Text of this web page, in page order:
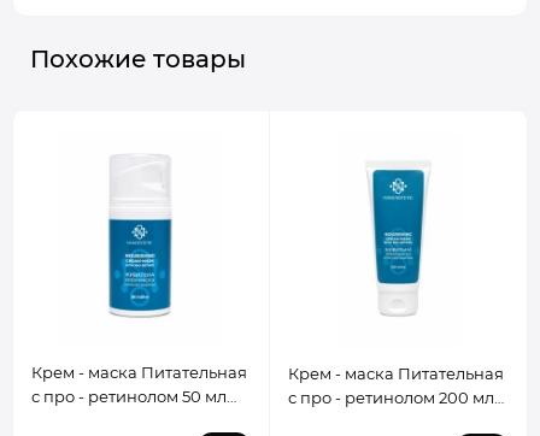
Похожие товары
Крем - маска Питательная
с про - ретинолом 50 мл
Крем - маска Питательная
с про - ретинолом 200 мл